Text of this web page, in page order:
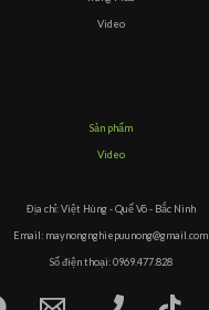
Video
Sản phẩm
Video
Địa chỉ: Việt Hùng - Quế Võ - Bắc Ninh
Email: maynongnghiepuunong@gmail.com
Số điện thoại: 0969.477.828